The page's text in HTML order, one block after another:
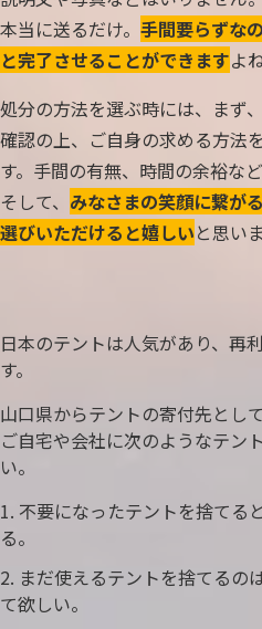
本当に送るだけ。 手間要らずな
と完了させることができますよ
処分の方法を選ぶ時には、まず
確認の上、ご自身の求める方法
す。手間の有無、時間の余裕など
そして、 みなさまの笑顔に繋が
選びいただけると嬉しいと思い
日本のテントは人気があり、再
す。
山口県からテントの寄付先とし
ご自宅や会社に次のようなテン
い。
不要になったテントを捨てる
る。
まだ使えるテントを捨てるの
て欲しい。